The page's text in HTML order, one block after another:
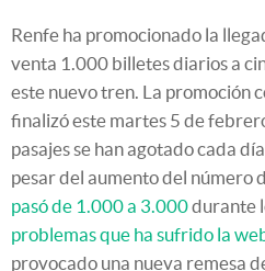
Renfe ha promocionado la
venta 1.000 billetes diarios a
este nuevo tren. La promoción
finalizó este martes 5 de
pasajes se han agotado cada
pesar del aumento del número
pasó de 1.000 a 3.000durante
problemas que ha sufrido la
provocado una nueva remesa